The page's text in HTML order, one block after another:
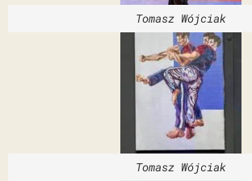
Tomasz Wójciak
Tomasz Wójciak